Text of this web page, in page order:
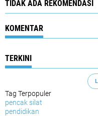
TIDAK ADA REKOMENDASI
KOMENTAR
TERKINI
Tag Terpopuler
pencak silat
pendidikan